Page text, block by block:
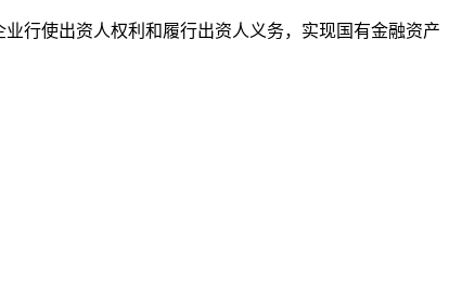
行使出资人权利和履行出资人义务，实现国有金融资产